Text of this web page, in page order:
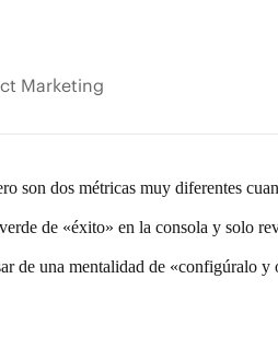
Marketing
son dos métricas muy diferentes
de «éxito» en la consola y solo
de una mentalidad de «configúralo y